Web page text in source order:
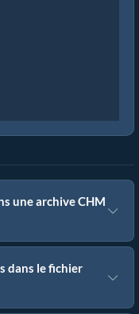
une archive CHM
dans le fichier